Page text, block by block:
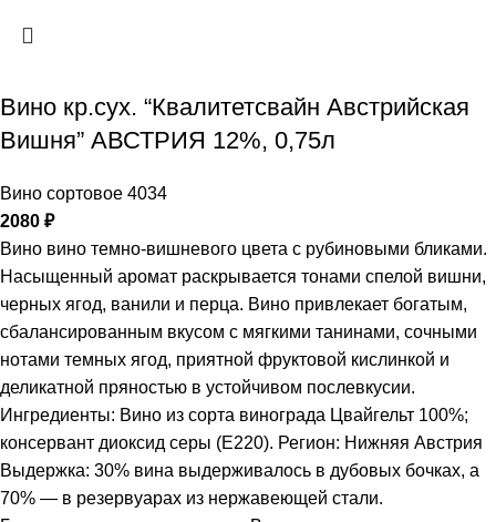
Вино кр.сух. “Квалитетсвайн Австрийская
Вишня” АВСТРИЯ 12%, 0,75л
Вино сортовое 4034
2080 ₽
Вино вино темно-вишневого цвета с рубиновыми бликами.
Насыщенный аромат раскрывается тонами спелой вишни,
черных ягод, ванили и перца. Вино привлекает богатым,
сбалансированным вкусом с мягкими танинами, сочными
нотами темных ягод, приятной фруктовой кислинкой и
деликатной пряностью в устойчивом послевкусии.
Ингредиенты: Вино из сорта винограда Цвайгельт 100%;
консервант диоксид серы (Е220). Регион: Нижняя Австрия
Выдержка: 30% вина выдерживалось в дубовых бочках, а
70% — в резервуарах из нержавеющей стали.